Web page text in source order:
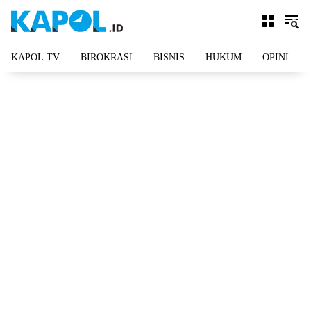
KAPOL.TV BIROKRASI BISNIS HUKUM OPINI